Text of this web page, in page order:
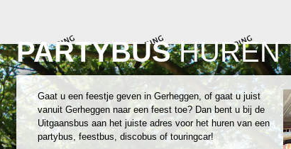
PARTYBUSHUREN
Gaat u een feestje geven in Gerheggen, of gaat u juist
vanuit Gerheggen naar een feest toe? Dan bent u bij de
Uitgaansbus aan het juiste adres voor het huren van een
partybus, feestbus, discobus of touringcar!